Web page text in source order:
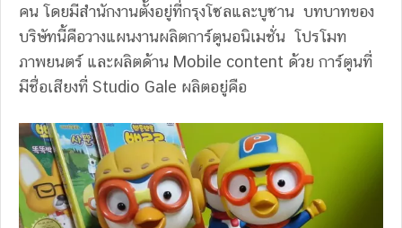
คน โดยมีสำนักงานตั้งอยู่ที่กรุงโซลและบูซาน บทบาทของ
บริษัทนี้คือวางแผนงานผลิตการ์ตูนอนิเมชั่น โปรโมท
ภาพยนตร์ และผลิตด้าน Mobile content ด้วย การ์ตูนที่
มีชื่อเสียงที่ Studio Gale ผลิตอยู่คือ